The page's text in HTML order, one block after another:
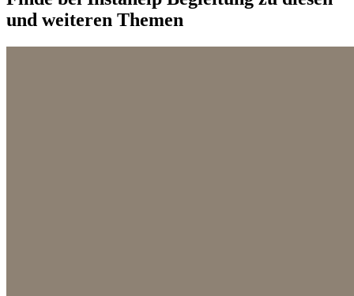
und weiteren Themen